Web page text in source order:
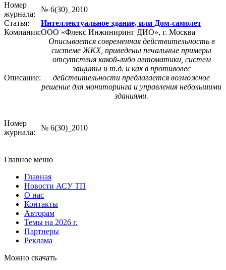
Номер
журнала:
№ 6(30)_2010
Статья:
Интеллектуальное здание, или Дом-самолет
Компания:ООО «Флекс Инжиниринг ДИО», г. Москва
Описание:
Описывается современная действительность в
системе ЖКХ, приведены печальные примеры
отсутствия какой-либо автоматики, систем
защиты и т.д. и как в противовес
действительности предлагается возможное
решение для мониторинга и управления небольшими
зданиями.
Номер
журнала:
№ 6(30)_2010
Главное меню
Главная
Новости АСУ ТП
О нас
Контакты
Авторам
Темы на 2026 г.
Партнеры
Реклама
Можно скачать